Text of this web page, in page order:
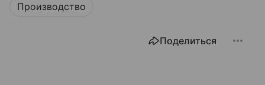
Производство
Поделиться